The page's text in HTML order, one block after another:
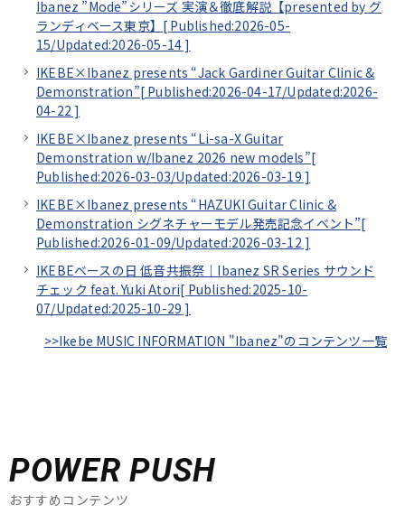
Ibanez ”Mode”シリーズ 実演＆徹底解説【presented by グ
ランディベース東京】[ Published:2026-05-
15/Updated:2026-05-14 ]
IKEBE×Ibanez presents “Jack Gardiner Guitar Clinic &
Demonstration”[ Published:2026-04-17/Updated:2026-
04-22 ]
IKEBE×Ibanez presents “Li-sa-X Guitar
Demonstration w/Ibanez 2026 new models”[
Published:2026-03-03/Updated:2026-03-19 ]
IKEBE×Ibanez presents “HAZUKI Guitar Clinic &
Demonstration シグネチャーモデル発売記念イベント”[
Published:2026-01-09/Updated:2026-03-12 ]
IKEBEベースの日 低音共振祭｜Ibanez SR Series サウンド
チェック feat. Yuki Atori[ Published:2025-10-
07/Updated:2025-10-29 ]
>>Ikebe MUSIC INFORMATION "Ibanez"のコンテンツ一覧
POWER PUSH
おすすめコンテンツ